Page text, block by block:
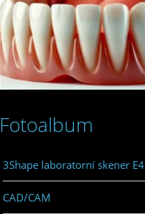
Fotoalbum
3Shape laboratorní skener E4
CAD/CAM